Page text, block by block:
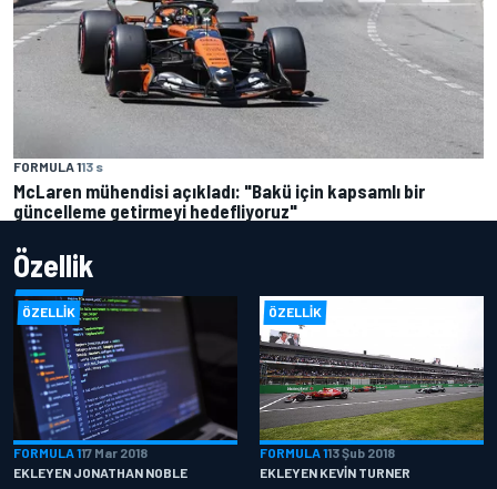
FORMULA 113 s
McLaren mühendisi açıkladı: "Bakü için kapsamlı bir
güncelleme getirmeyi hedefliyoruz"
Özellik
ÖZELLIK
FORMULA 117 Mar 2018
EKLEYEN JONATHAN NOBLE
ÖZELLIK
FORMULA 113 Şub 2018
EKLEYEN KEVIN TURNER